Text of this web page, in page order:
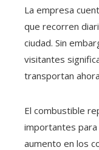
La empresa
que recorren
ciudad. Sin
visitantes
transportan
El combustible
importantes
aumento en los